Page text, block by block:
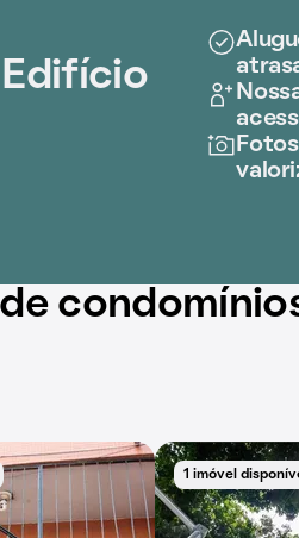
1 imóvel